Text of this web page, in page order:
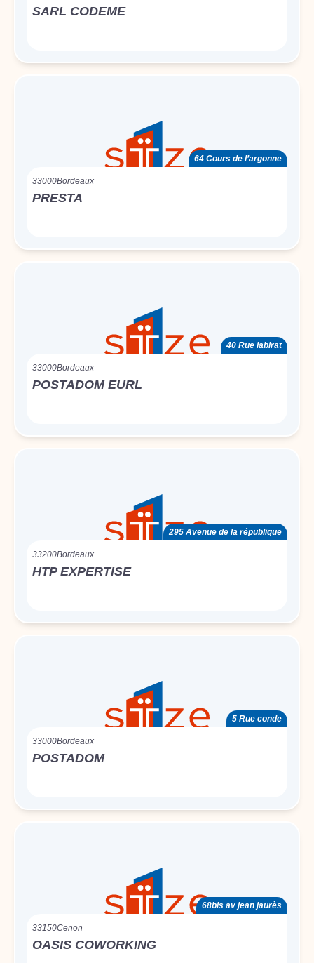
SARL CODEME
64 Cours de l’argonne
33000Bordeaux
PRESTA
40 Rue labirat
33000Bordeaux
POSTADOM EURL
295 Avenue de la république
33200Bordeaux
HTP EXPERTISE
5 Rue conde
33000Bordeaux
POSTADOM
68bis av jean jaurès
33150Cenon
OASIS COWORKING